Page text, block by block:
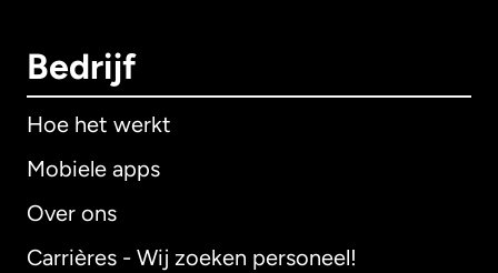
Bedrijf
Hoe het werkt
Mobiele apps
Over ons
Carrières - Wij zoeken personeel!